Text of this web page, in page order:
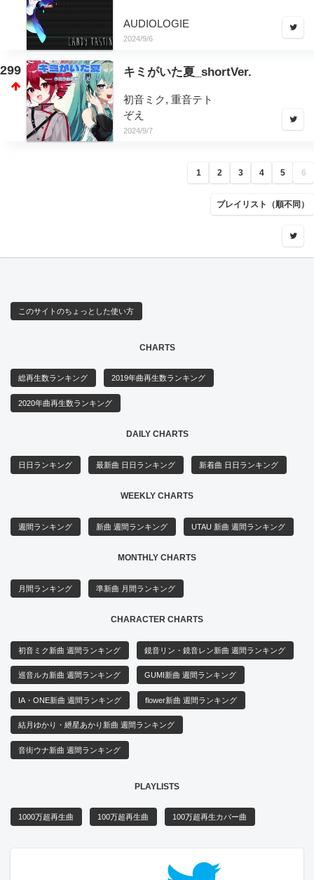
AUDIOLOGIE
2024/9/6
299 キミがいた夏_shortVer.
初音ミク, 重音テト
ぞえ
2024/9/7
1 2 3 4 5 6
プレイリスト（順不同）
このサイトのちょっとした使い方
CHARTS
総再生数ランキング 2019年曲再生数ランキング
2020年曲再生数ランキング
DAILY CHARTS
日日ランキング 最新曲 日日ランキング 新着曲 日日ランキング
WEEKLY CHARTS
週間ランキング 新曲 週間ランキング UTAU 新曲 週間ランキング
MONTHLY CHARTS
月間ランキング 準新曲 月間ランキング
CHARACTER CHARTS
初音ミク新曲 週間ランキング 鏡音リン・鏡音レン新曲 週間ランキング
巡音ルカ新曲 週間ランキング GUMI新曲 週間ランキング
IA・ONE新曲 週間ランキング flower新曲 週間ランキング
結月ゆかり・紲星あかり新曲 週間ランキング
音街ウナ新曲 週間ランキング
PLAYLISTS
1000万超再生曲 100万超再生曲 100万超再生カバー曲